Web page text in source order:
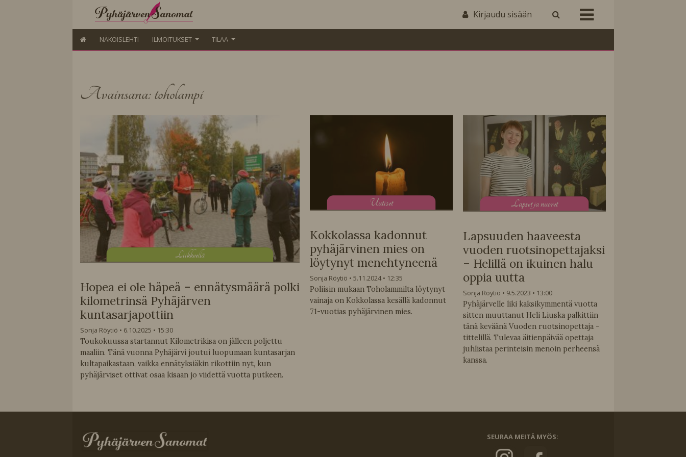
Kirjaudu sisään
NÄKÖISLEHTI ILMOITUKSET TILAA
Avainsana: toholampi
Liikkeellä
Hopea ei ole häpeä – ennätysmäärä polki
kilometrinsä Pyhäjärven
kuntasarjapottiin
Sonja Röytiö 6.10.2025
15:30
Toukokuussa startannut Kilometrikisa on jälleen poljettu
maaliin. Tänä vuonna Pyhäjärvi joutui luopumaan kuntasarjan
kultapaikastaan, vaikka ennätyksiäkin rikottiin nyt, kun
pyhäjärviset ottivat osaa kisaan jo viidettä vuotta putkeen.
Uutiset
Kokkolassa kadonnut
pyhäjärvinen mies on
löytynyt menehtyneenä
Sonja Röytiö 5.11.2024
12:35
Poliisin mukaan Toholammilta löytynyt
vainaja on Kokkolassa kesällä kadonnut
71-vuotias pyhäjärvinen mies.
Lapset ja nuoret
Lapsuuden haaveesta
vuoden ruotsinopettajaksi
– Helillä on ikuinen halu
oppia uutta
Sonja Röytiö 9.5.2023
13:00
Pyhäjärvelle liki kaksikymmentä vuotta
sitten muuttanut Heli Liuska palkittiin
tänä keväänä Vuoden ruotsinopettaja -
tittelillä. Tulevaa äitienpäivää opettaja
juhlistaa perinteisin menoin perheensä
kanssa.
SEURAA MEITÄ MYÖS: